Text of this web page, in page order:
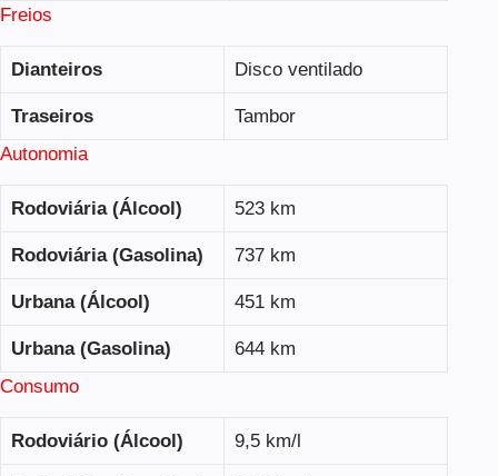
Freios
Dianteiros Disco ventilado
Traseiros
Tambor
Autonomia
Rodoviária (Álcool) 523 km
Rodoviária (Gasolina) 737 km
Urbana (Álcool) 451 km
Urbana (Gasolina)
644 km
Consumo
Rodoviário (Álcool) 9,5 km/l